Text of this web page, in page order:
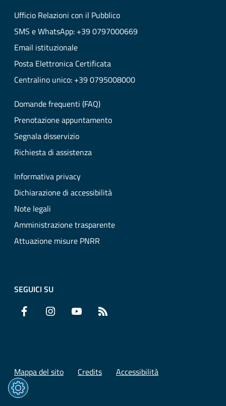
Ufficio Relazioni con il Pubblico
SMS e WhatsApp: +39 0797000669
Email istituzionale
Posta Elettronica Certificata
Centralino unico: +39 0795008000
Domande frequenti (FAQ)
Prenotazione appuntamento
Segnala disservizio
Richiesta di assistenza
Informativa privacy
Dichiarazione di accessibilità
Note legali
Amministrazione trasparente
Attuazione misure PNRR
SEGUICI SU
Facebook Instagram YouTube
Mappa del sito Credits Accessibilità